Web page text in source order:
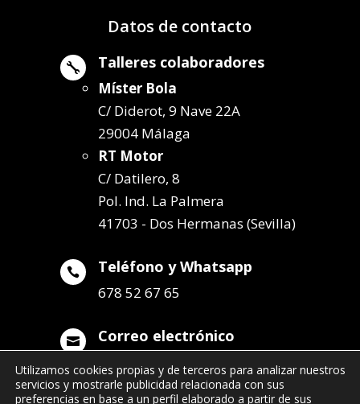
Datos de contacto
 Talleres colaboradores
Míster Bola
C/ Diderot, 9 Nave 22A
29004 Málaga
RT Motor
C/ Datilero, 8
Pol. Ind. La Palmera
41703 - Dos Hermanas (Sevilla)
 Teléfono y Whatsapp
678 52 67 65
 Correo electrónico
info@remolqueszabala.com
Utilizamos cookies propias y de terceros para analizar nuestros
servicios y mostrarle publicidad relacionada con sus
preferencias en base a un perfil elaborado a partir de sus